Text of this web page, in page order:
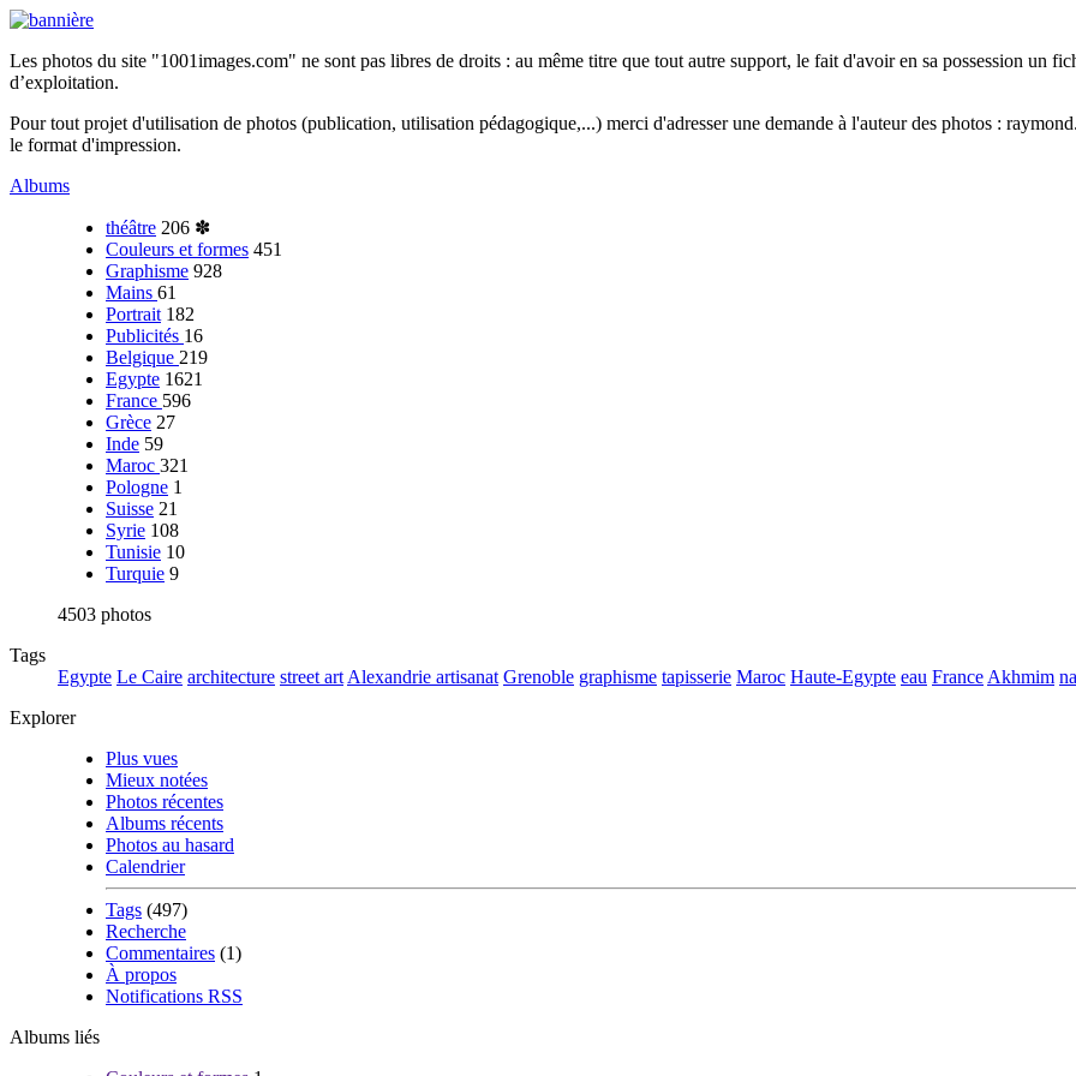
Les photos du site "1001images.com" ne sont pas libres de droits : au même titre que tout autre support, le fait d'avoir en sa possession un
d’exploitation.
Pour tout projet d'utilisation de photos (publication, utilisation pédagogique,...) merci d'adresser une demande à l'auteur des photos :
le format d'impression.
Albums
théâtre 206 ✽
Couleurs et formes 451
Graphisme 928
Mains 61
Portrait 182
Publicités 16
Belgique 219
Egypte 1621
France 596
Grèce 27
Inde 59
Maroc 321
Pologne 1
Suisse 21
Syrie 108
Tunisie 10
Turquie 9
4503 photos
Tags
Egypte Le Caire architecture street art Alexandrie artisanat Grenoble graphisme tapisserie Maroc Haute-Egypte eau France Akhmim
Explorer
Plus vues
Mieux notées
Photos récentes
Albums récents
Photos au hasard
Calendrier
Tags (497)
Recherche
Commentaires (1)
À propos
Notifications RSS
Albums liés